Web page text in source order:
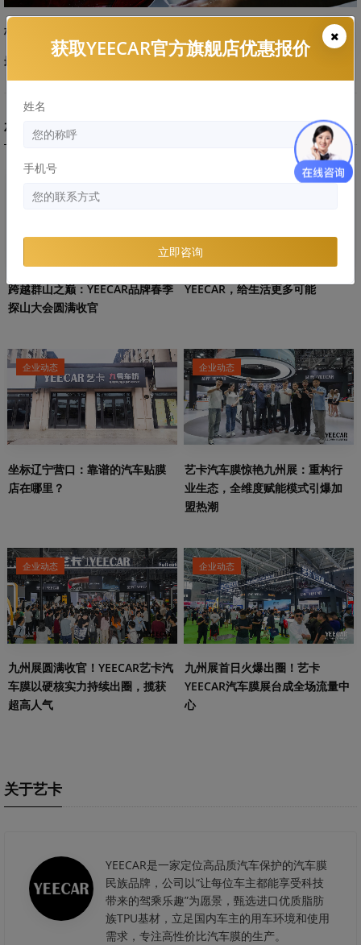
标签：
最后编辑时间: 2020-01-03
相关文章
跨越群山之巅：YEECAR品牌春季
探山大会圆满收官
YEECAR，给生活更多可能
企业动态
坐标辽宁营口：靠谱的汽车贴膜
店在哪里？
企业动态
艺卡汽车膜惊艳九州展：重构行
业生态，全维度赋能模式引爆加
盟热潮
企业动态
九州展圆满收官！YEECAR艺卡汽
车膜以硬核实力持续出圈，揽获
超高人气
企业动态
九州展首日火爆出圈！艺卡
YEECAR汽车膜展台成全场流量中
心
关于艺卡
YEECAR是一家定位高品质汽车保护的汽车膜
民族品牌，公司以“让每位车主都能享受科技
带来的驾乘乐趣”为愿景，甄选进口优质脂肪
族TPU基材，立足国内车主的用车环境和使用
需求，专注高性价比汽车膜的生产。
获取YEECAR官方旗舰店优惠报价
姓名
手机号
立即咨询